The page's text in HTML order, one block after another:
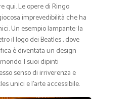
qui. Le opere di Ringo
imprevedibilità che ha
Un esempio lampante: la
il logo dei Beatles , dove
è diventata un design
I suoi dipinti
senso di irriverenza e
unici e l’arte accessibile.